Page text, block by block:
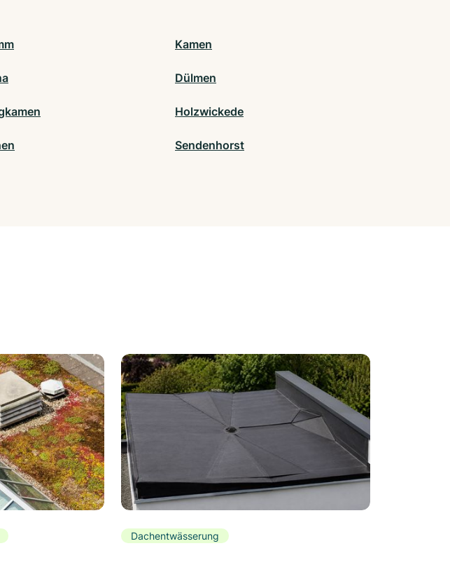
Kamen
Dülmen
Holzwickede
Sendenhorst
Dachentwässerung